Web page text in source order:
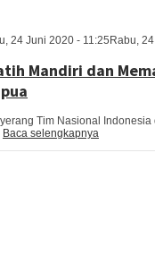
24 Juni 2020 - 11:25 Rabu,
Mandiri dan
Tim Nasional
Baca selengkapnya